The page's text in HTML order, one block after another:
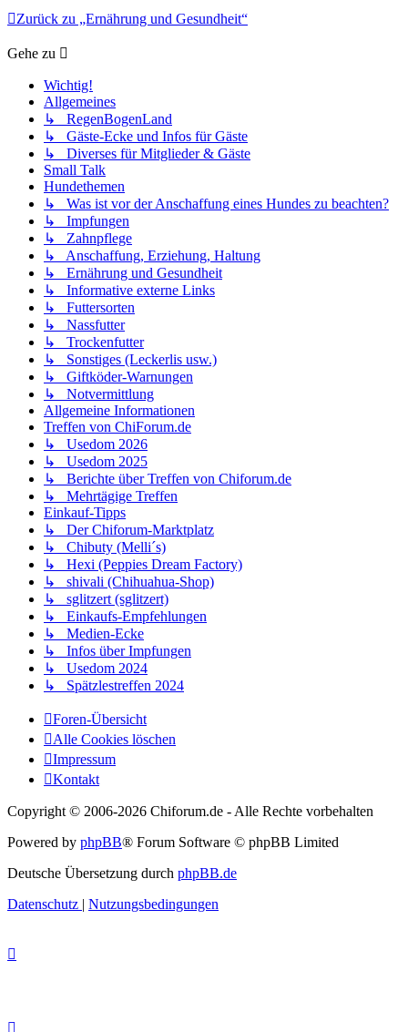
Zurück zu „Ernährung und Gesundheit“
Gehe zu
Wichtig!
Allgemeines
↳ RegenBogenLand
↳ Gäste-Ecke und Infos für Gäste
↳ Diverses für Mitglieder & Gäste
Small Talk
Hundethemen
↳ Was ist vor der Anschaffung eines Hundes zu beachten?
↳ Impfungen
↳ Zahnpflege
↳ Anschaffung, Erziehung, Haltung
↳ Ernährung und Gesundheit
↳ Informative externe Links
↳ Futtersorten
↳ Nassfutter
↳ Trockenfutter
↳ Sonstiges (Leckerlis usw.)
↳ Giftköder-Warnungen
↳ Notvermittlung
Allgemeine Informationen
Treffen von ChiForum.de
↳ Usedom 2026
↳ Usedom 2025
↳ Berichte über Treffen von Chiforum.de
↳ Mehrtägige Treffen
Einkauf-Tipps
↳ Der Chiforum-Marktplatz
↳ Chibuty (Melli´s)
↳ Hexi (Peppies Dream Factory)
↳ shivali (Chihuahua-Shop)
↳ sglitzert (sglitzert)
↳ Einkaufs-Empfehlungen
↳ Medien-Ecke
↳ Infos über Impfungen
↳ Usedom 2024
↳ Spätzlestreffen 2024
Foren-Übersicht
Alle Cookies löschen
Impressum
Kontakt
Copyright © 2006-2026 Chiforum.de - Alle Rechte vorbehalten
Powered by phpBB® Forum Software © phpBB Limited
Deutsche Übersetzung durch phpBB.de
Datenschutz | Nutzungsbedingungen